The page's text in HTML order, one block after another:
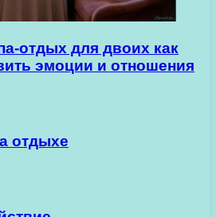
отдых для двоих как
эмоции и отношения
отдыхе